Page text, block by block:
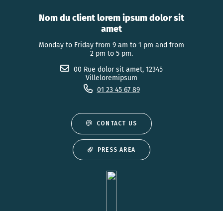
Nom du client lorem ipsum dolor sit
amet
Monday to Friday from 9 am to 1 pm and from
2 pm to 5 pm.
00 Rue dolor sit amet, 12345
Villeloremipsum
01 23 45 67 89
CONTACT US
PRESS AREA